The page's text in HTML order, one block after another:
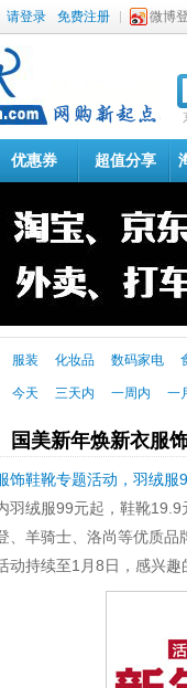
请登录 免费注册 微博
优惠券 超值分享
服装 化妆品 数码家电
今天 三天内 一周内 一
国美新年焕新衣服
饰鞋靴专题活动，羽绒服
羽绒服99元起，鞋靴19.9
、羊骑士、洛尚等优质
动持续至1月8日，感兴趣